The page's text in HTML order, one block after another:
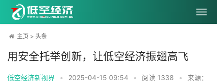
主页 > 头条
用安全托举创新，让低空经济振翅高飞
低空经济新视界 • 2025-04-15 09:54 • 阅读 1338 •
来源：